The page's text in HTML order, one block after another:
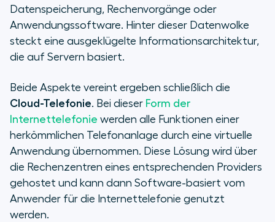
Datenspeicherung, Rechenvorgänge oder
Anwendungssoftware. Hinter dieser Datenwolke
steckt eine ausgeklügelte Informationsarchitektur,
die auf Servern basiert.
Beide Aspekte vereint ergeben schließlich die
Cloud-Telefonie. Bei dieser Form der
Internettelefonie werden alle Funktionen einer
herkömmlichen Telefonanlage durch eine virtuelle
Anwendung übernommen. Diese Lösung wird über
die Rechenzentren eines entsprechenden Providers
gehostet und kann dann Software-basiert vom
Anwender für die Internettelefonie genutzt
werden.